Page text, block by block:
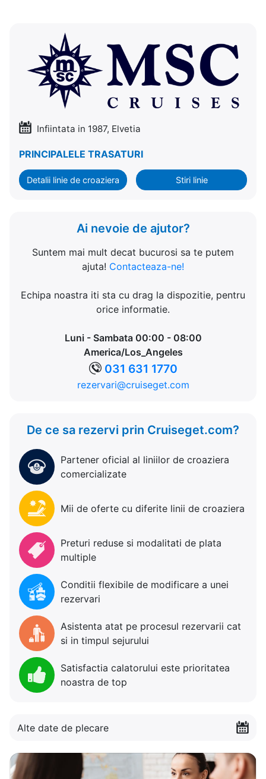
Infiintata in 1987, Elvetia
PRINCIPALELE TRASATURI
Detalii linie de croaziera Stiri linie
Ai nevoie de ajutor?
Suntem mai mult decat bucurosi sa te putem
ajuta! Contacteaza-ne!
Echipa noastra iti sta cu drag la dispozitie, pentru
orice informatie.
Luni - Sambata 00:00 - 08:00
America/Los_Angeles
031 631 1770
rezervari@cruiseget.com
De ce sa rezervi prin Cruiseget.com?
Partener oficial al liniilor de croaziera
comercializate
Mii de oferte cu diferite linii de croaziera
Preturi reduse si modalitati de plata
multiple
Conditii flexibile de modificare a unei
rezervari
Asistenta atat pe procesul rezervarii cat
si in timpul sejurului
Satisfactia calatorului este prioritatea
noastra de top
Alte date de plecare